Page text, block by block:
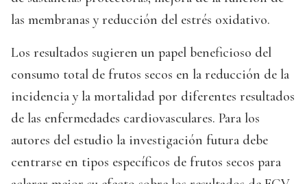
las membranas y reducción del estrés oxidativo.
Los resultados sugieren un papel beneficioso del
consumo total de frutos secos en la reducción de la
incidencia y la mortalidad por diferentes resultados
de las enfermedades cardiovasculares. Para los
autores del estudio la investigación futura debe
centrarse en tipos específicos de frutos secos para